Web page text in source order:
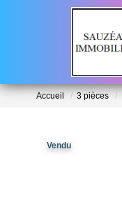
Accueil 3 pièces
Vendu